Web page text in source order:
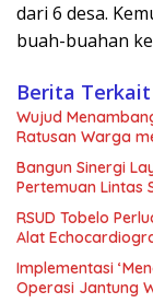
dari 6 desa.
buah-buahan
Berita Terkait
Wujud
Ratusan Warga
Bangun Sinergi
Pertemuan Lintas
RSUD Tobelo
Alat
Implementasi
Operasi Jantung